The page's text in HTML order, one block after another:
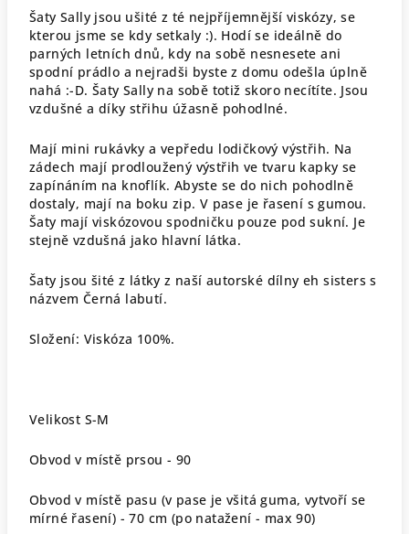
Šaty Sally jsou ušité z té nejpříjemnější viskózy, se
kterou jsme se kdy setkaly :). Hodí se ideálně do
parných letních dnů, kdy na sobě nesnesete ani
spodní prádlo a nejradši byste z domu odešla úplně
nahá :-D. Šaty Sally na sobě totiž skoro necítíte. Jsou
vzdušné a díky střihu úžasně pohodlné.
Mají mini rukávky a vepředu lodičkový výstřih. Na
zádech mají prodloužený výstřih ve tvaru kapky se
zapínáním na knoflík. Abyste se do nich pohodlně
dostaly, mají na boku zip. V pase je řasení s gumou.
Šaty mají viskózovou spodničku pouze pod sukní. Je
stejně vzdušná jako hlavní látka.
Šaty jsou šité z látky z naší autorské dílny eh sisters s
názvem Černá labutí.
Složení: Viskóza 100%.
Velikost S-M
Obvod v místě prsou - 90
Obvod v místě pasu (v pase je všitá guma, vytvoří se
mírné řasení) - 70 cm (po natažení - max 90)